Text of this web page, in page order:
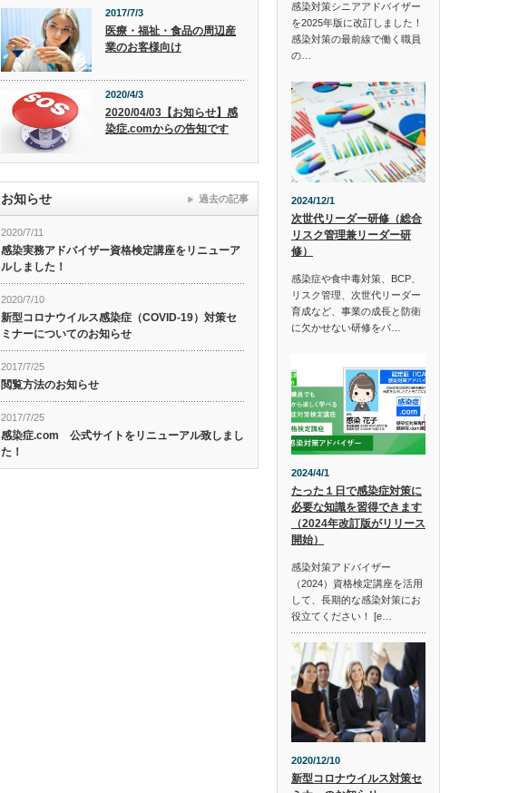
2017/7/3
医療・福祉・食品の周辺産
業のお客様向け
2020/4/3
2020/04/03【お知らせ】感
染症.comからの告知です
お知らせ
2020/7/11
感染実務アドバイザー資格検定講座をリニューア
ルしました！
2020/7/10
新型コロナウイルス感染症（COVID-19）対策セ
ミナーについてのお知らせ
2017/7/25
閲覧方法のお知らせ
2017/7/25
感染症.com 公式サイトをリニューアル致しまし
た！
過去の記事
感染対策シニアアドバイザー
を2025年版に改訂しました！
感染対策の最前線で働く職員
の…
2024/12/1
次世代リーダー研修（総合
リスク管理兼リーダー研
修）
感染症や食中毒対策、BCP、
リスク管理、次世代リーダー
育成など、事業の成長と防衛
に欠かせない研修をパ…
2024/4/1
たった１日で感染症対策に
必要な知識を習得できます
（2024年改訂版がリリース
開始）
感染対策アドバイザー
（2024）資格検定講座を活用
して、長期的な感染対策にお
役立てください！ [e…
2020/12/10
新型コロナウイルス対策セ